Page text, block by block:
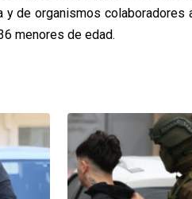
de organismos colaboradores
menores de edad.